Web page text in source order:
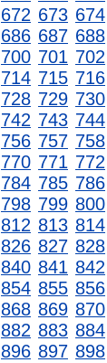
672 673 674
686 687 688
700 701 702
714 715 716
728 729 730
742 743 744
756 757 758
770 771 772
784 785 786
798 799 800
812 813 814
826 827 828
840 841 842
854 855 856
868 869 870
882 883 884
896 897 898